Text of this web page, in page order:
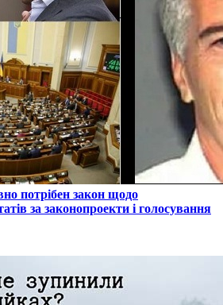
потрібен закон щодо
за законопроекти і голосування